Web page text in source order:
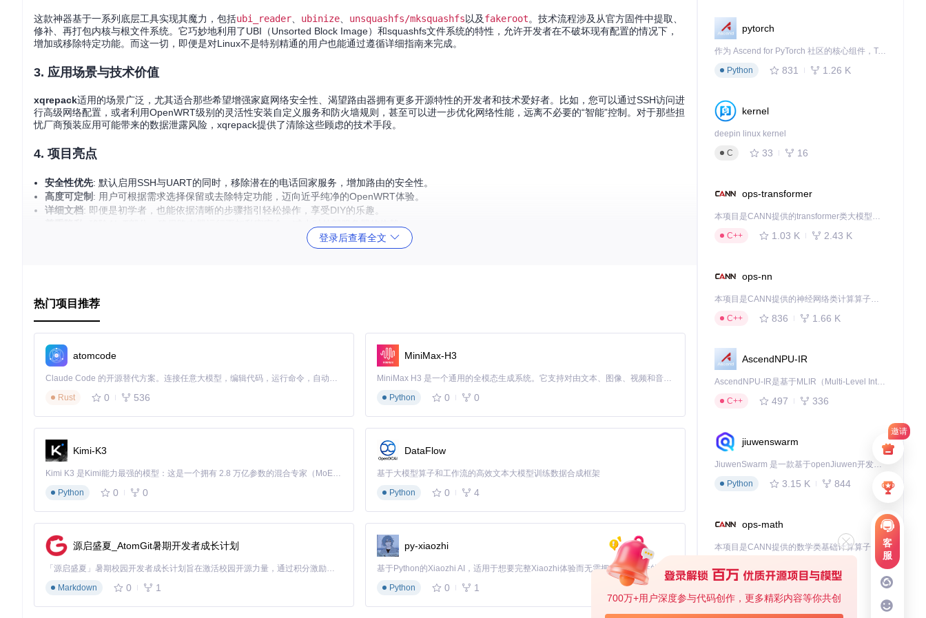
邀请
客
服
700万+用户深度参与代码创作，更多精彩内容等你共创
这款神器基于一系列底层工具实现其魔力，包括ubi_reader ubinize unsquashfs/mksquashfs以及fakeroot。技术流程涉及从官方固件中提取、
修补、再打包内核与根文件系统。它巧妙地利用了UBI（Unsorted Block Image）和squashfs文件系统的特性，允许开发者在不破坏现有配置的情况下，
增加或移除特定功能。而这一切，即便是对Linux不是特别精通的用户也能通过遵循详细指南来完成。
3. 应用场景与技术价值
xqrepack适用的场景广泛，尤其适合那些希望增强家庭网络安全性、渴望路由器拥有更多开源特性的开发者和技术爱好者。比如，您可以通过SSH访问进
行高级网络配置，或者利用OpenWRT级别的灵活性安装自定义服务和防火墙规则，甚至可以进一步优化网络性能，远离不必要的“智能”控制。对于那些担
忧厂商预装应用可能带来的数据泄露风险，xqrepack提供了清除这些顾虑的技术手段。
4. 项目亮点
安全性优先: 默认启用SSH与UART的同时，移除潜在的电话回家服务，增加路由的安全性。
高度可定制: 用户可根据需求选择保留或去除特定功能，迈向近乎纯净的OpenWRT体验。
详细文档: 即便是初学者，也能依据清晰的步骤指引轻松操作，享受DIY的乐趣。
: 基于BSD许可，鼓励分享与贡献，成为开源社区中的宝贵资源。
登录后查看全文
热门项目推荐
atomcode
Claude Code 的开源替代方案。连接任意大模型，编辑代码，运行命令，自动验证 — 全自动执行。用 Rust 构建，极致性能。 ｜ An open-source alternative to Claude Code. Connect any LLM, edit code, run commands, and verify changes — autonomously. Built in Rust for speed. Get Started
Rust
0 536
MiniMax-H3
MiniMax H3 是一个通用的全模态生成系统。它支持对由文本、图像、视频和音频组成的多模态上下文进行统一理解，并能生成分辨率高达 2K、时长可达 15 秒的带原生立体声音频的视频。得益于面向任务泛化的系统设计，H3 在预训练阶段就已具备广泛的多模态上下文理解与生成能力，能够出色地执行复杂的多模态指令。
Python
0 0
Kimi-K3
Kimi K3 是Kimi能力最强的模型：这是一个拥有 2.8 万亿参数的混合专家（MoE）模型，具备原生视觉理解能力，并支持 100 万 token 的上下文窗口。
Python
0 0
DataFlow
基于大模型算子和工作流的高效文本大模型训练数据合成框架
Python
0 4
源启盛夏_AtomGit暑期开发者成长计划
「源启盛夏」暑期校园开发者成长计划旨在激活校园开源力量，通过积分激励、认证扶持、资源倾斜等形式，引导高校组织和开发者完成「入驻 — 建项目 — 做贡献 — 获认证 — 得资源」的完整闭环。无论你是想带领社团入驻平台的组织者，还是希望用代码贡献证明自己的开发者，都能在这里找到属于你的成长路径。
Markdown
0 1
py-xiaozhi
基于Python的Xiaozhi AI，适用于想要完整Xiaozhi体验而无需拥有专用硬件的用户。
Python
0 1
pytorch
作为 Ascend for PyTorch 社区的核心组件，TorchNPU 是昇腾专为 PyTorch 打造的深度学习适配插件，使 PyTorch 框架能够直接调用昇腾 NPU，为开发者提供昇腾 AI 处理器的超强算力。
Python
831 1.26 K
kernel
deepin linux kernel
C
33 16
ops-transformer
本项目是CANN提供的transformer类大模型算子库，实现网络在NPU上加速计算。
C++
1.03 K 2.43 K
ops-nn
本项目是CANN提供的神经网络类计算算子库，实现网络在NPU上加速计算。
C++
836 1.66 K
AscendNPU-IR
AscendNPU-IR是基于MLIR（Multi-Level Intermediate Representation）构建的，面向昇腾亲和算子编译时使用的中间表示，提供昇腾完备表达能力，通过编译优化提升昇腾AI处理器计算效率，支持通过生态框架使能昇腾AI处理器与深度调优
C++
497 336
jiuwenswarm
JiuwenSwarm 是一款基于openJiuwen开发的智能AI Agent，它能够将大语言模型的强大能力，通过你日常使用的各类通讯应用，直接延伸至你的指尖。
Python
3.15 K 844
ops-math
C++
deveco-code